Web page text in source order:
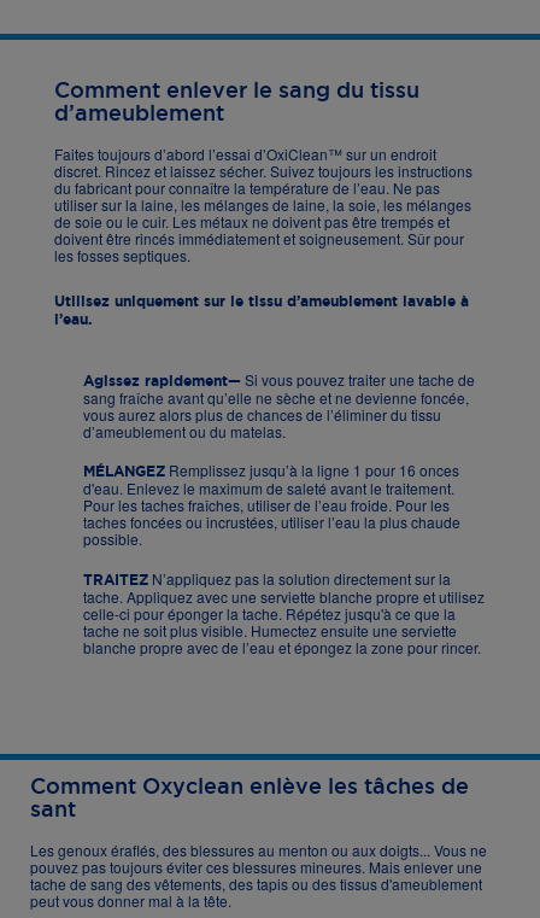
Comment enlever le sang du tissu
d’ameublement
Faites toujours d’abord l’essai d’OxiClean™ sur un endroit
discret. Rincez et laissez sécher. Suivez toujours les instructions
du fabricant pour connaître la température de l’eau. Ne pas
utiliser sur la laine, les mélanges de laine, la soie, les mélanges
de soie ou le cuir. Les métaux ne doivent pas être trempés et
doivent être rincés immédiatement et soigneusement. Sûr pour
les fosses septiques.
Utilisez uniquement sur le tissu d’ameublement lavable à
l’eau.
Agissez rapidement— Si vous pouvez traiter une tache de
sang fraîche avant qu’elle ne sèche et ne devienne foncée,
vous aurez alors plus de chances de l’éliminer du tissu
d’ameublement ou du matelas.
MÉLANGEZ Remplissez jusqu’à la ligne 1 pour 16 onces
d'eau. Enlevez le maximum de saleté avant le traitement.
Pour les taches fraîches, utiliser de l’eau froide. Pour les
taches foncées ou incrustées, utiliser l’eau la plus chaude
possible.
TRAITEZ N’appliquez pas la solution directement sur la
tache. Appliquez avec une serviette blanche propre et utilisez
celle-ci pour éponger la tache. Répétez jusqu'à ce que la
tache ne soit plus visible. Humectez ensuite une serviette
blanche propre avec de l’eau et épongez la zone pour rincer.
Comment Oxyclean enlève les tâches de
sant
Les genoux éraflés, des blessures au menton ou aux doigts... Vous ne
pouvez pas toujours éviter ces blessures mineures. Mais enlever une
tache de sang des vêtements, des tapis ou des tissus d'ameublement
peut vous donner mal à la tête.